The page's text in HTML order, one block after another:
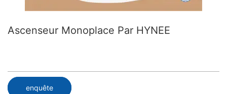
Ascenseur Monoplace Par HYNEE
enquête